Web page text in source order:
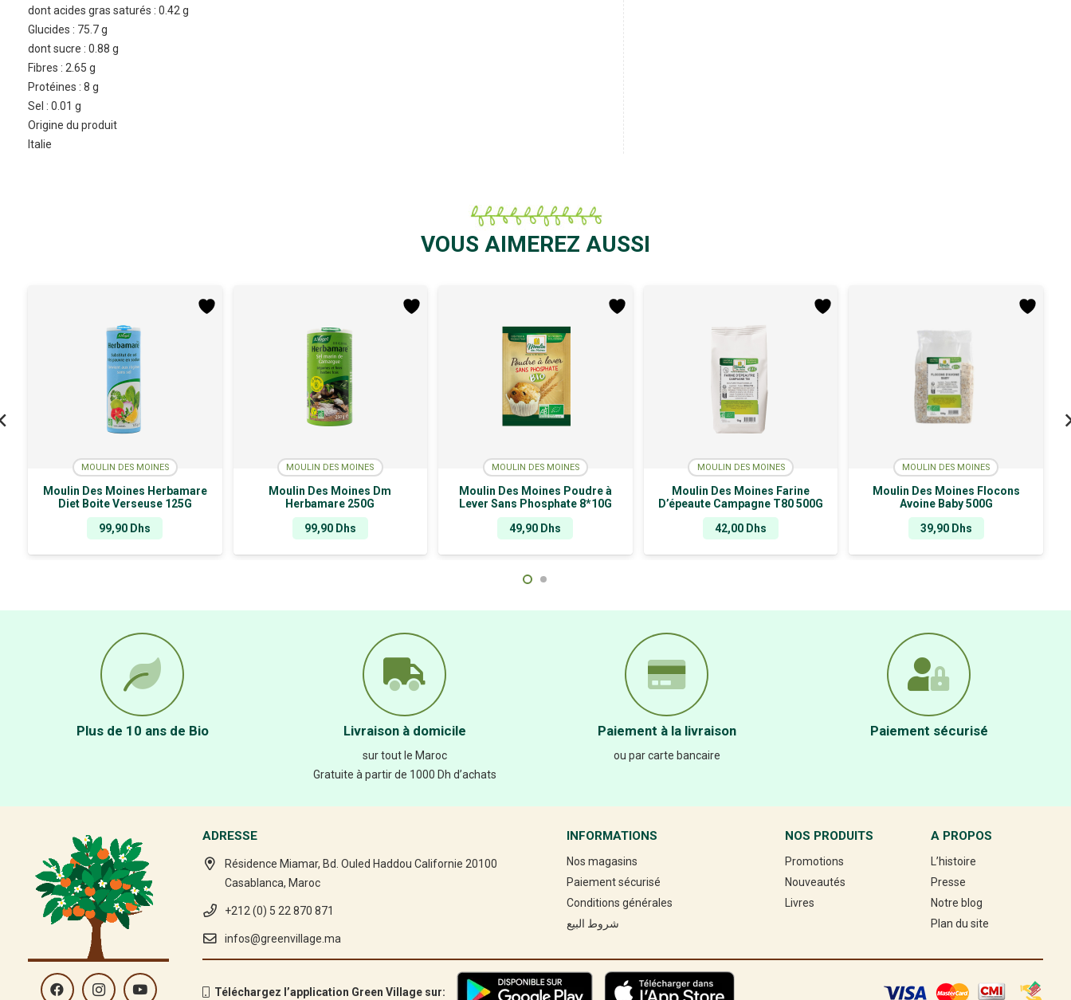
dont acides gras saturés : 0.42 g
Glucides : 75.7 g
dont sucre : 0.88 g
Fibres : 2.65 g
Protéines : 8 g
Sel : 0.01 g
Origine du produit
Italie
VOUS AIMEREZ AUSSI
MOULIN DES MOINES
Moulin Des Moines Herbamare
Diet Boite Verseuse 125G
99,90 Dhs
MOULIN DES MOINES
Moulin Des Moines Dm
Herbamare 250G
99,90 Dhs
MOULIN DES MOINES
Moulin Des Moines Poudre à
Lever Sans Phosphate 8*10G
49,90 Dhs
MOULIN DES MOINES
Moulin Des Moines Farine
D’épeaute Campagne T80 500G
42,00 Dhs
MOULIN DES MOINES
Moulin Des Moines Flocons
Avoine Baby 500G
39,90 Dhs
Plus de 10 ans de Bio Livraison à domicile
sur tout le Maroc
Gratuite à partir de 1000 Dh d’achats
Paiement à la livraison
ou par carte bancaire
Paiement sécurisé
ADRESSE
Résidence Miamar, Bd. Ouled Haddou Californie 20100
Casablanca, Maroc
+212 (0) 5 22 870 871
infos@greenvillage.ma
INFORMATIONS
Nos magasins
Paiement sécurisé
Conditions générales
شروط البيع
NOS PRODUITS
Promotions
Nouveautés
Livres
A PROPOS
L’histoire
Presse
Notre blog
Plan du site
Téléchargez l’application Green Village sur: